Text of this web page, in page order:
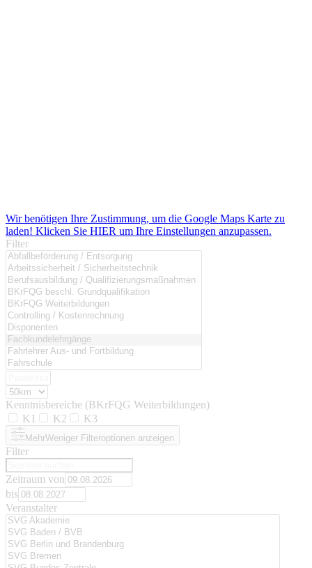
Wir benötigen Ihre Zustimmung, um die Google Maps Karte zu
laden! Klicken Sie HIER um Ihre Einstellungen anzupassen.
Filter
Kenntnisbereiche (BKrFQG Weiterbildungen)
K1
K2 K3
MehrWeniger Filteroptionen anzeigen
Filter
Zeitraum von
bis
Veranstalter